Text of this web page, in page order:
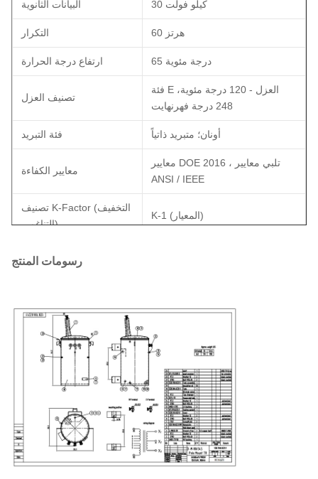
البيانات الثانوية 30 كيلو فولت
التكرار 60 هرتز
ارتفاع درجة الحرارة 65 درجة مئوية
تصنيف العزل
فئة E العزل - 120 درجة مئوية،
248 درجة فهرنهايت
فئة التبريد أونان؛ متبريد ذاتياً
معايير الكفاءة
معايير DOE 2016 ، تلبي معايير
ANSI / IEEE
تصنيف K-Factor (التخفيف
التناغمي)
K-1 (المعيار)
مستوى الصوت 50 ديسابايت
المواد الأساسية الصلب الموجه للحبوب
مادة الخزان
30.70''-W x 31.85''-D x 47.20''-H
الكفاءة 99.05%
لا فقدان الحمل (في واط) +/- 270 واط
رسومات المنتج